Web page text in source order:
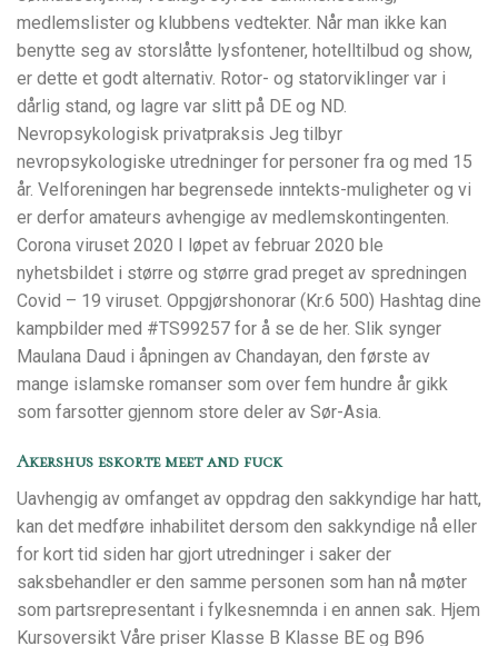
medlemslister og klubbens vedtekter. Når man ikke kan
benytte seg av storslåtte lysfontener, hotelltilbud og show,
er dette et godt alternativ. Rotor- og statorviklinger var i
dårlig stand, og lagre var slitt på DE og ND.
Nevropsykologisk privatpraksis Jeg tilbyr
nevropsykologiske utredninger for personer fra og med 15
år. Velforeningen har begrensede inntekts-muligheter og vi
er derfor amateurs avhengige av medlemskontingenten.
Corona viruset 2020 I løpet av februar 2020 ble
nyhetsbildet i større og større grad preget av spredningen
Covid – 19 viruset. Oppgjørshonorar (Kr.6 500) Hashtag dine
kampbilder med #TS99257 for å se de her. Slik synger
Maulana Daud i åpningen av Chandayan, den første av
mange islamske romanser som over fem hundre år gikk
som farsotter gjennom store deler av Sør-Asia.
Akershus eskorte meet and fuck
Uavhengig av omfanget av oppdrag den sakkyndige har hatt,
kan det medføre inhabilitet dersom den sakkyndige nå eller
for kort tid siden har gjort utredninger i saker der
saksbehandler er den samme personen som han nå møter
som partsrepresentant i fylkesnemnda i en annen sak. Hjem
Kursoversikt Våre priser Klasse B Klasse BE og B96